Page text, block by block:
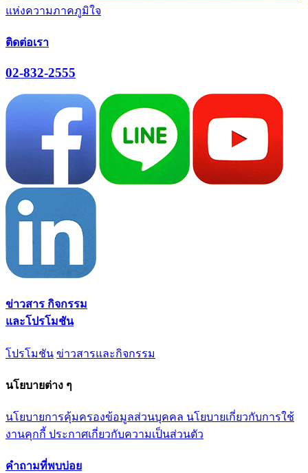
แห่งความภาคภูมิใจ
ติดต่อเรา
02-832-2555
ข่าวสาร กิจกรรม
และโปรโมชัน
โปรโมชัน ข่าวสารและกิจกรรม
นโยบายต่าง ๆ
นโยบายการคุ้มครองข้อมูลส่วนบุคคล นโยบายเกี่ยวกับการใช้
งานคุกกี้ ประกาศเกี่ยวกับความเป็นส่วนตัว
คำถามที่พบบ่อย